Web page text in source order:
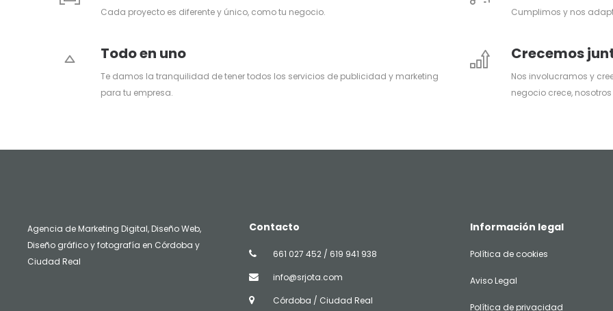
Cada proyecto es diferente y único, como tu negocio. Cumplimos y nos
Todo en uno
Te damos la tranquilidad de tener todos los servicios de publicidad y marketing
para tu empresa.
Crecemos
Nos involucramos y
negocio crece,
Agencia de Marketing Digital, Diseño Web,
Diseño gráfico y fotografía en Córdoba y
Ciudad Real
Contacto
661 027 452 / 619 941 938
info@srjota.com
Córdoba / Ciudad Real
Información legal
Política de cookies
Aviso Legal
Política de privacidad